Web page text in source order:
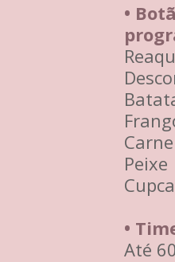
•
Carne
Peixe
•
Até